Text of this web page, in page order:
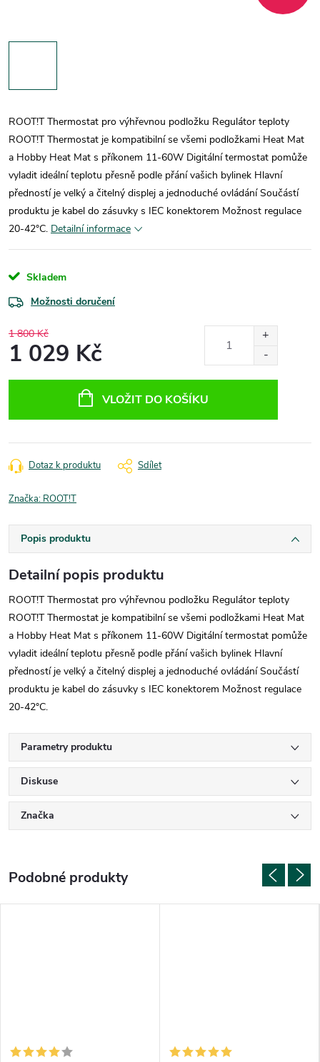
ROOT!T Thermostat pro výhřevnou podložku Regulátor teploty
ROOT!T Thermostat je kompatibilní se všemi podložkami Heat Mat
a Hobby Heat Mat s příkonem 11-60W Digitální termostat pomůže
vyladit ideální teplotu přesně podle přání vašich bylinek Hlavní
předností je velký a čitelný displej a jednoduché ovládání Součástí
produktu je kabel do zásuvky s IEC konektorem Možnost regulace
20-42°C. Detailní informace
Skladem
Možnosti doručení
1 800 Kč
1 029 Kč
VLOŽIT DO KOŠÍKU
Dotaz k produktu Sdílet
Značka: ROOT!T
Popis produktu
Detailní popis produktu
ROOT!T Thermostat pro výhřevnou podložku Regulátor teploty
ROOT!T Thermostat je kompatibilní se všemi podložkami Heat Mat
a Hobby Heat Mat s příkonem 11-60W Digitální termostat pomůže
vyladit ideální teplotu přesně podle přání vašich bylinek Hlavní
předností je velký a čitelný displej a jednoduché ovládání Součástí
produktu je kabel do zásuvky s IEC konektorem Možnost regulace
20-42°C.
Parametry produktu
Diskuse
Značka